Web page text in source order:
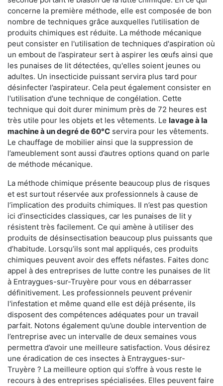
concerne la première méthode, elle est composée de bon
nombre de techniques grâce auxquelles l’utilisation de
produits chimiques est réduite. La méthode mécanique
peut consister en l'utilisation de techniques d'aspiration où
un embout de l’aspirateur sert à aspirer les œufs ainsi que
les punaises de lit détectées, qu'elles soient jeunes ou
adultes. Un insecticide puissant servira plus tard pour
désinfecter l’aspirateur. Cela peut également consister en
l'utilisation d'une technique de congélation. Cette
technique qui doit durer minimum près de 72 heures est
très utile pour les objets et les vêtements. Le lavage à la
machine à un degré de 60°C servira pour les vêtements.
Le chauffage de mobilier ainsi que la suppression de
l’ameublement sont aussi d’autres options quand on parle
de méthode mécanique.
La méthode chimique présente beaucoup plus de risques
et est surtout réservée aux professionnels à cause de
l’implication des produits chimiques. Il n’est pas question
ici d’insecticides classiques, car les punaises de lit y
résistent très facilement. Ce qui amène à utiliser des
produits de désinsectisation beaucoup plus puissants que
d’habitude. Lorsqu’ils sont mal appliqués, ces produits
chimiques peuvent avoir des effets néfastes. Faites donc
appel à des entreprises de lutte contre les punaises de lit
à Entraygues-sur-Truyère pour vous en débarrasser
définitivement. Les professionnels peuvent prévenir
l'infestation et même quand elle est déjà présente, ils
disposent des compétences adéquates pour un travail
parfait. Notons également qu’une double intervention de
l’entreprise avec un intervalle de deux semaines vous
permettra d’avoir une meilleure satisfaction. Vous désirez
une éradication de ces insectes à Entraygues-sur-
Truyère ? La meilleure option qui s’offre à vous reste le
recours à des entreprises spécialisées. Elles peuvent faire